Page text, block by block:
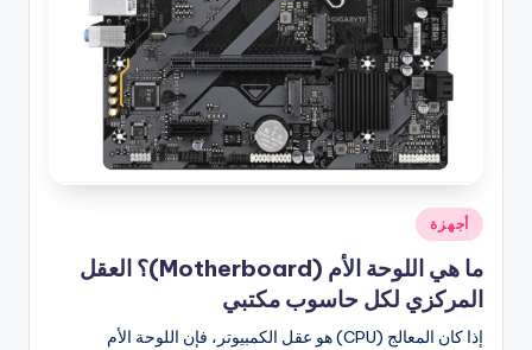
نُشر
في
أجهزة
ما هي اللوحة الأم (Motherboard)؟ العقل
المركزي لكل حاسوب مكتبي
إذا كان المعالج (CPU) هو عقل الكمبيوتر، فإن اللوحة الأم